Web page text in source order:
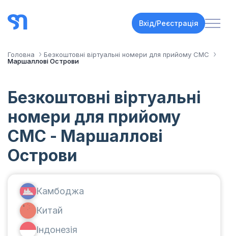
Вхід/Реєстрація
Головна
Безкоштовні віртуальні номери для прийому СМС
Маршаллові Острови
Безкоштовні віртуальні
номери для прийому
СМС - Маршаллові
Острови
Камбоджа
Китай
Індонезія